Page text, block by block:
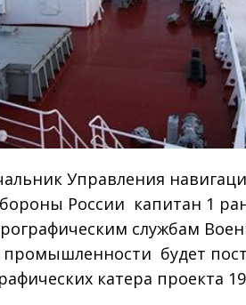
Управления
России капитан 1
службам
будет
катера проекта